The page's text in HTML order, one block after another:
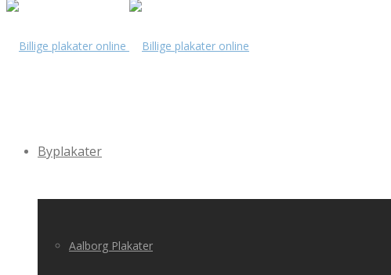
Byplakater
Aalborg Plakater